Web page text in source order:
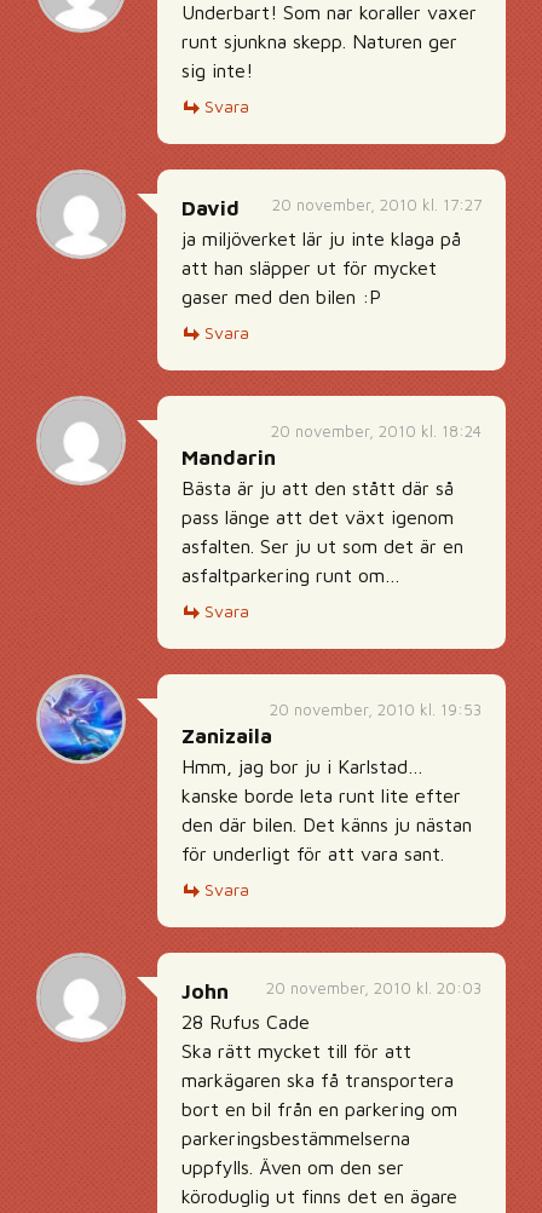
Underbart! Som nar koraller vaxer
runt sjunkna skepp. Naturen ger
sig inte!
Svara
20 november, 2010 kl. 17:27
David
ja miljöverket lär ju inte klaga på
att han släpper ut för mycket
gaser med den bilen :P
Svara
20 november, 2010 kl. 18:24
Mandarin
Bästa är ju att den stått där så
pass länge att det växt igenom
asfalten. Ser ju ut som det är en
asfaltparkering runt om…
Svara
20 november, 2010 kl. 19:53
Zanizaila
Hmm, jag bor ju i Karlstad…
kanske borde leta runt lite efter
den där bilen. Det känns ju nästan
för underligt för att vara sant.
Svara
20 november, 2010 kl. 20:03
John
28 Rufus Cade
Ska rätt mycket till för att
markägaren ska få transportera
bort en bil från en parkering om
parkeringsbestämmelserna
uppfylls. Även om den ser
köroduglig ut finns det en ägare